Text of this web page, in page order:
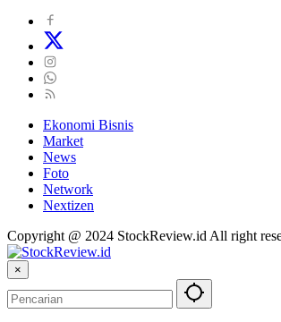
Ekonomi Bisnis
Market
News
Foto
Network
Nextizen
Copyright @ 2024 StockReview.id All right
×